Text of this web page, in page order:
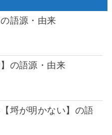
語源・由来
の語源・由来
埒が明かない】の語